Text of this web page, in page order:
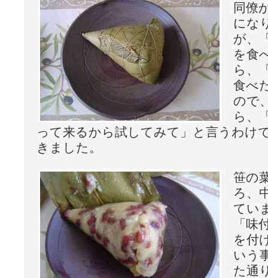
同僚
にな
が、
を食
ら、
食べ
ので
ら、
って来るから試してみて」と言うわけ
きました。
笹の
ろ、
てい
「味
を付
いう
た通